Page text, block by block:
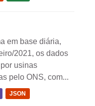
em base diária,
2021, os dados
usinas
pelo ONS, com...
JSON